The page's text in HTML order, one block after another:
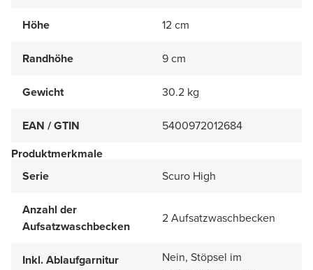
Höhe 12 cm
Randhöhe 9 cm
Gewicht 30.2 kg
EAN / GTIN
5400972012684
Produktmerkmale
Serie
Scuro High
Anzahl der
Aufsatzwaschbecken
2 Aufsatzwaschbecken
Inkl. Ablaufgarnitur
Nein, Stöpsel im